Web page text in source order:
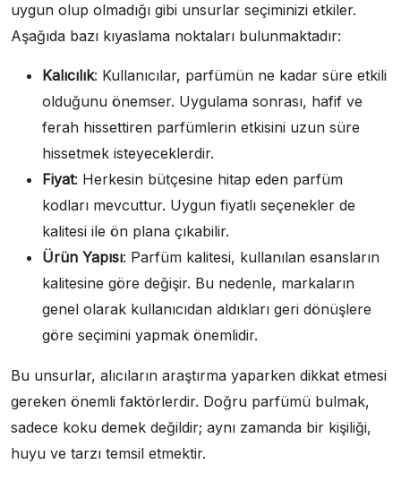
uygun olup olmadığı gibi unsurlar seçiminizi etkiler.
Aşağıda bazı kıyaslama noktaları bulunmaktadır:
Kalıcılık: Kullanıcılar, parfümün ne kadar süre etkili
olduğunu önemser. Uygulama sonrası, hafif ve
ferah hissettiren parfümlerin etkisini uzun süre
hissetmek isteyeceklerdir.
Fiyat: Herkesin bütçesine hitap eden parfüm
kodları mevcuttur. Uygun fiyatlı seçenekler de
kalitesi ile ön plana çıkabilir.
Ürün Yapısı: Parfüm kalitesi, kullanılan esansların
kalitesine göre değişir. Bu nedenle, markaların
genel olarak kullanıcıdan aldıkları geri dönüşlere
göre seçimini yapmak önemlidir.
Bu unsurlar, alıcıların araştırma yaparken dikkat etmesi
gereken önemli faktörlerdir. Doğru parfümü bulmak,
sadece koku demek değildir; aynı zamanda bir kişiliği,
huyu ve tarzı temsil etmektir.